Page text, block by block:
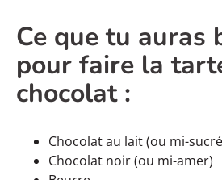
Ce que tu auras
pour faire la
chocolat :
Chocolat au lait (ou mi-
Chocolat noir (ou mi-amer)